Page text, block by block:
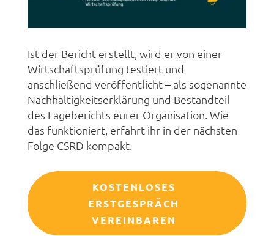
Ist der Bericht erstellt, wird er von einer
Wirtschaftsprüfung testiert und
anschließend veröffentlicht – als sogenannte
Nachhaltigkeitserklärung und Bestandteil
des Lageberichts eurer Organisation. Wie
das funktioniert, erfahrt ihr in der nächsten
Folge CSRD kompakt.
KOSTENLOSES
ERSTGESPRÄCH
VEREINBAREN